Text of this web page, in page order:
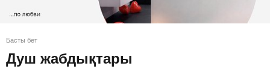
Басты бет
Душ жабдықтары